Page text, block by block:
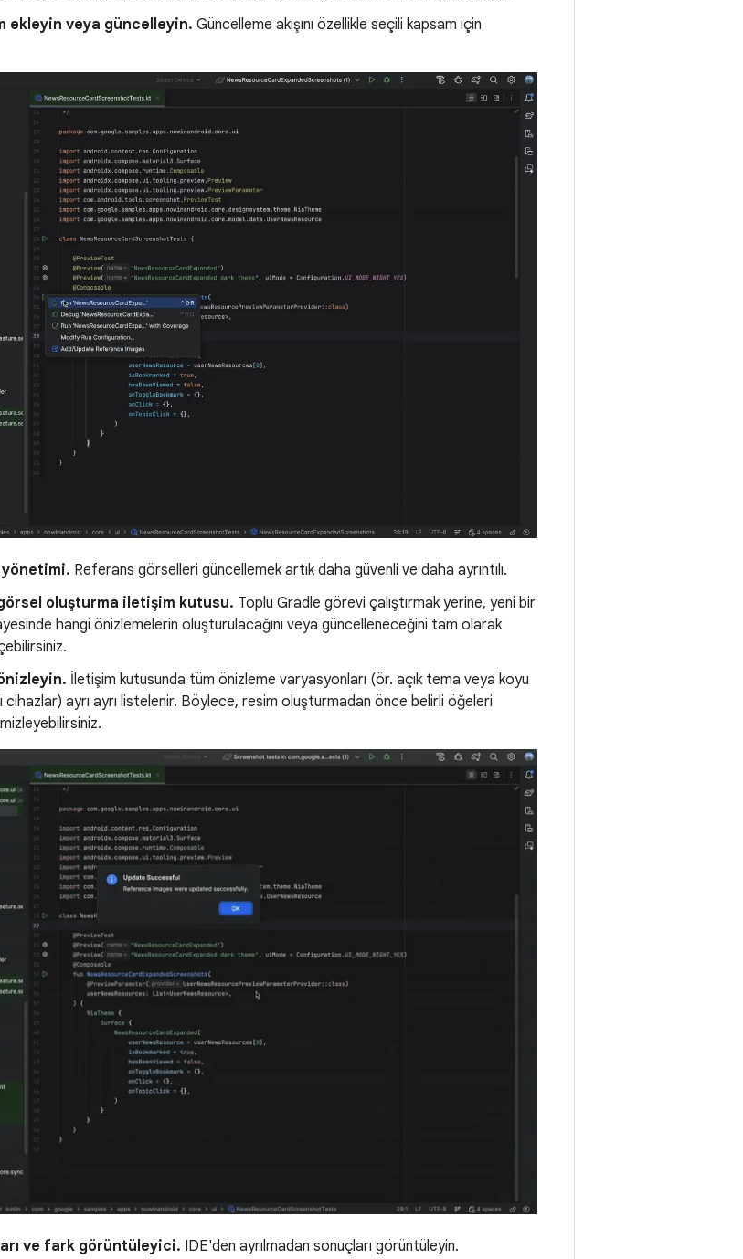
ekleyin veya güncelleyin. Güncelleme akışını özellikle seçili kapsam için
Referans görselleri güncellemek artık daha güvenli ve daha ayrıntılı.
oluşturma iletişim kutusu. Toplu Gradle görevi çalıştırmak yerine, yeni bir
hangi önizlemelerin oluşturulacağını veya güncelleneceğini tam olarak
İletişim kutusunda tüm önizleme varyasyonları (ör. açık tema veya koyu
cihazlar) ayrı ayrı listelenir. Böylece, resim oluşturmadan önce belirli öğeleri
ve fark görüntüleyici. IDE'den ayrılmadan sonuçları görüntüleyin.